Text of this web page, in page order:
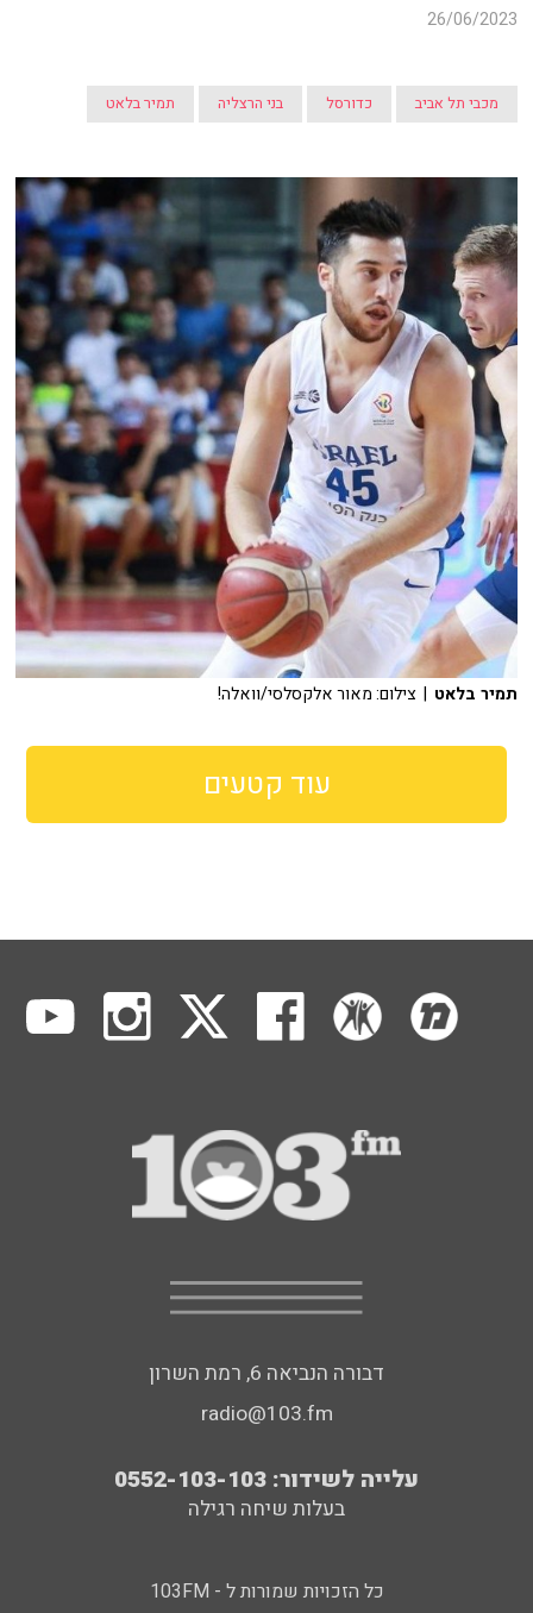
26/06/2023
מכבי תל אביב כדורסל בני הרצליה תמיר בלאט
תמיר בלאט | צילום: מאור אלקסלסי/וואלה!
עוד קטעים
דבורה הנביאה 6, רמת השרון
radio@103.fm
עלייה לשידור: 0552-103-103
בעלות שיחה רגילה
כל הזכויות שמורות ל - 103FM